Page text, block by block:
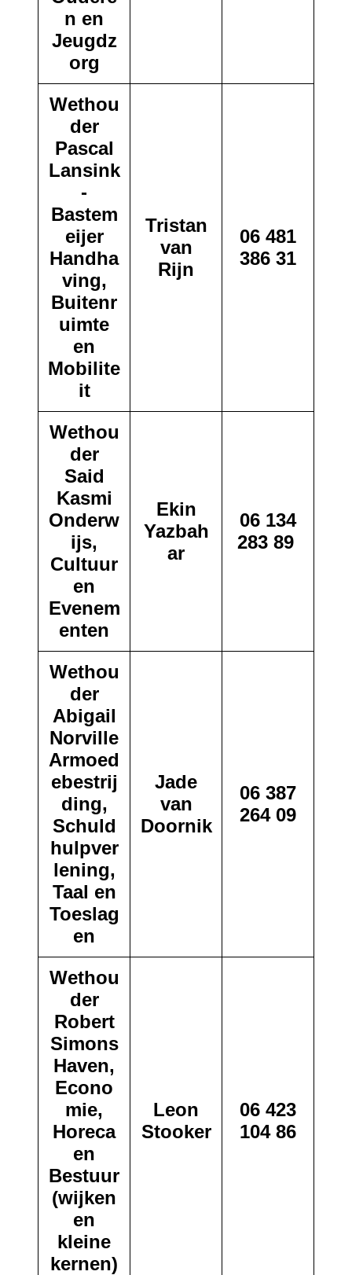
n en
Jeugdz
org
Wethou
der
Pascal
Lansink
-
Bastem
eijer
Handha
ving,
Buitenr
uimte
en
Mobilite
it
Tristan
van
Rijn
06 481
386 31
Wethou
der
Said
Kasmi
Onderw
ijs,
Cultuur
en
Evenem
enten
Ekin
Yazbah
ar
06 134
283 89
Wethou
der
Abigail
Norville
Armoed
ebestrij
ding,
Schuld
hulpver
lening,
Taal en
Toeslag
en
Jade
van
Doornik
06 387
264 09
Wethou
der
Robert
Simons
Haven,
Econo
mie,
Horeca
en
Bestuur
(wijken
en
kleine
kernen)
Leon
Stooker
06 423
104 86